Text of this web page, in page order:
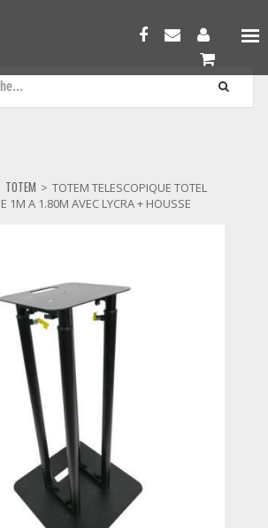
TOTEM
TOTEM > TOTEM TELESCOPIQUE TOTEL
1M A 1.80M AVEC LYCRA + HOUSSE